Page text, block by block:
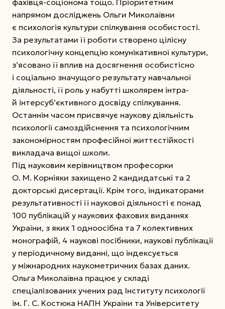
фахівця-соціонома тощо. Пріоритетним
напрямом досліджень Ольги Миколаївни
є психологія культури спілкування особистості.
За результатами її роботи створено цілісну
психологічну концепцію комунікативної культури,
з’ясовано її вплив на досягнення особистісно
і соціально значущого результату навчальної
діяльності, її роль у набутті школярем інтра-
й інтерсуб’єктивного досвіду спілкування.
Останнім часом присвячує наукову діяльність
психології самоздійснення та психологічним
закономірностям професійної життєстійкості
викладача вищої школи.
Під науковим керівництвом професорки
О. М. Корніяки захищено 2 кандидатські та 2
докторські дисертації. Крім того, індикаторами
результативності її наукової діяльності є понад
100 публікацій у наукових фахових виданнях
України, з яких 1 одноосібна та 7 колективних
монографій, 4 наукові посібники, наукові публікації
у періодичному виданні, що індексується
у міжнародних наукометричних базах даних.
Ольга Миколаївна працює у складі
спеціалізованих учених рад Інституту психології
ім. Г. С. Костюка НАПН Украї­ни та Університету